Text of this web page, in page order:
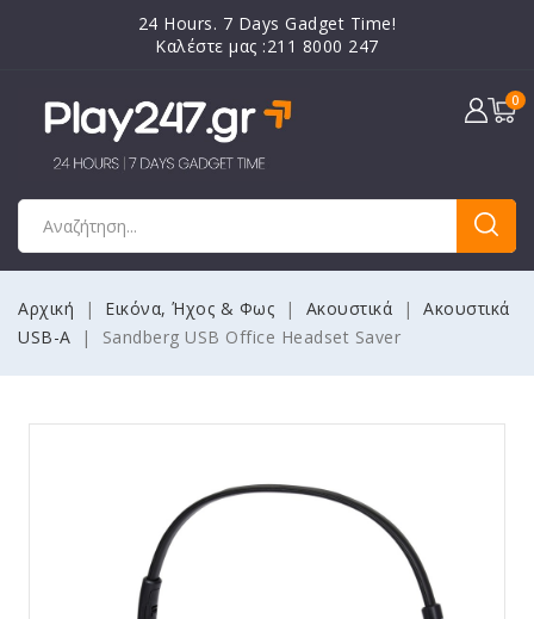
24 Hours. 7 Days Gadget Time!
Καλέστε μας :211 8000 247
0
Αρχική Εικόνα, Ήχος & Φως Ακουστικά
Ακουστικά
USB-A
Sandberg USB Office Headset Saver